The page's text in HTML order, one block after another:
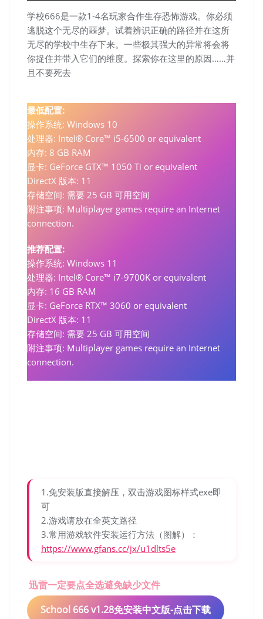
学校666是一款1-4名玩家合作生存恐怖游戏。你必须
逃脱这个无尽的噩梦。试着辨识正确的路径并在这所
无尽的学校中生存下来。一些极其强大的异常将会将
你捉住并带入它们的维度。探索你在这里的原因……并
且不要死去
最低配置:
操作系统: Windows 10
处理器: Intel® Core™ i5-6500 or equivalent
内存: 8 GB RAM
显卡: GeForce GTX™ 1050 Ti or equivalent
DirectX 版本: 11
存储空间: 需要 25 GB 可用空间
附注事项: Multiplayer games require an Internet
connection.
推荐配置:
操作系统: Windows 11
处理器: Intel® Core™ i7-9700K or equivalent
内存: 16 GB RAM
显卡: GeForce RTX™ 3060 or equivalent
DirectX 版本: 11
存储空间: 需要 25 GB 可用空间
附注事项: Multiplayer games require an Internet
connection.
1.免安装版直接解压，双击游戏图标样式exe即
可
2.游戏请放在全英文路径
3.常用游戏软件安装运行方法（图解）：
https://www.gfans.cc/jx/u1dlts5e
迅雷一定要点全选避免缺少文件
School 666 v1.28免安装中文版-点击下载